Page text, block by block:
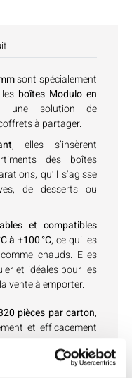
sont spécialement
boîtes Modulo en
une solution de
à partager.
, elles s’insèrent
des boîtes
qu’il s’agisse
de desserts ou
et compatibles
à +100 °C, ce qui les
chauds. Elles
et idéales pour les
vente à emporter.
pièces par carton,
et efficacement
une
selon vos besoins.